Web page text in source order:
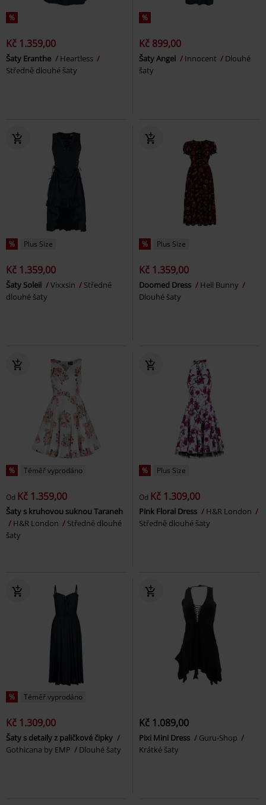
%
Kč 1.359,00
Šaty Eranthe
Heartless
Středně dlouhé šaty
%
Kč 899,00
Šaty Angel Innocent
Dlouhé
šaty
% Plus Size
Kč 1.359,00
Šaty Soleil Vixxsin
Středně
dlouhé šaty
% Plus Size
Kč 1.359,00
Doomed Dress
Hell Bunny
Dlouhé šaty
% Téměř vyprodáno
Od Kč 1.359,00
Šaty s kruhovou suknou Taraneh
H&R London
Středně dlouhé
šaty
% Plus Size
Od Kč 1.309,00
Pink Floral Dress
H&R London
Středně dlouhé šaty
% Téměř vyprodáno
Kč 1.309,00
Šaty s detaily z paličkové čipky
Gothicana by EMP
Dlouhé šaty
Kč 1.089,00
Pixi Mini Dress
Guru-Shop
Krátké šaty